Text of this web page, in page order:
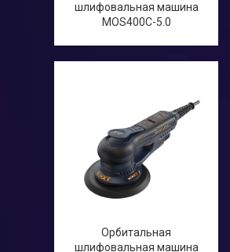
шлифовальная машина
MOS400C-5.0
Орбитальная
шлифовальная машина